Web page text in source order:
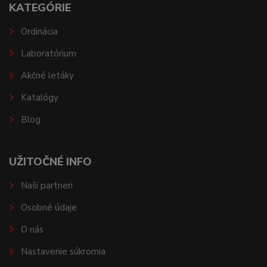
KATEGÓRIE
Ordinácia
Laboratórium
Akčné letáky
Katalógy
Blog
UŽITOČNÉ INFO
Naši partneri
Osobné údaje
O nás
Nastavenie súkromia